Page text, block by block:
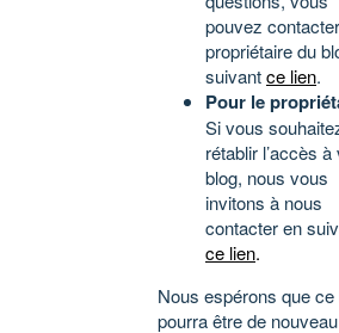
pouvez
propriétaire du
suivantce lien.
Pour le
Si vous
rétablir l’accès à
blog, nous vous
invitons à nous
contacter en
ce lien.
Nous espérons que ce
pourra être de nouveau